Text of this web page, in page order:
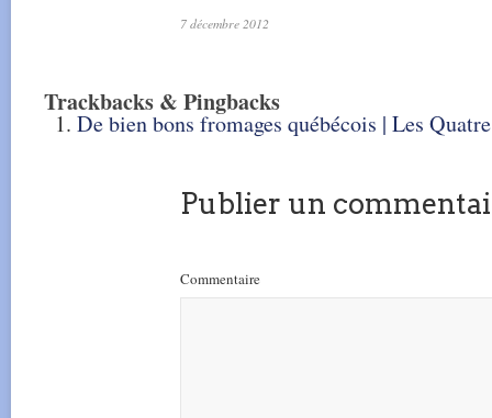
7 décembre 2012
Trackbacks & Pingbacks
De bien bons fromages québécois | Les
Publier un
Commentaire